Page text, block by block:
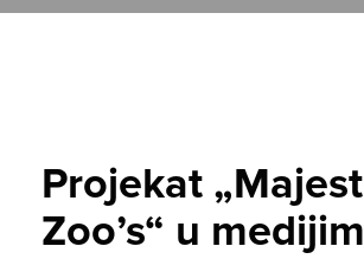
Projekat
Zoo’s“ u